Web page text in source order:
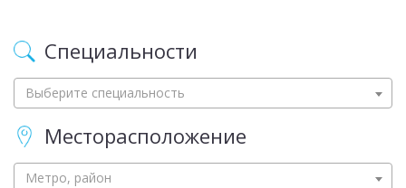
Специальности
Выберите специальность
Месторасположение
Метро, район